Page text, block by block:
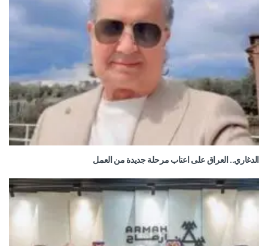
الدغاري.. العراق على اعتاب مرحلة جديدة من العمل